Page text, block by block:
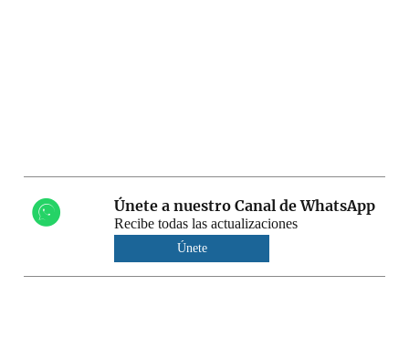
Únete a nuestro Canal de WhatsApp
Recibe todas las actualizaciones
Únete